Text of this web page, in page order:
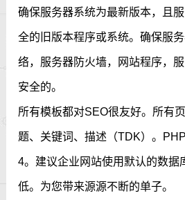
确保服务器系统为最新版本，且
全的旧版本程序或系统。确保服
络，服务器防火墙，网站程序，
安全的。
所有模板都对SEO很友好。所有
题、关键词、描述（TDK）。
4。建议企业网站使用默认的数据
低。为您带来源源不断的单子。